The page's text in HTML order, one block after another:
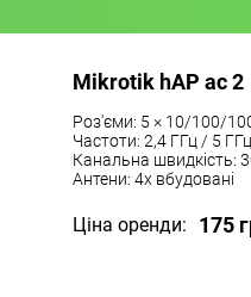
Mikrotik hAP ac 2
Роз'єми: 5 × 10/100/
Частоти: 2,4 ГГц / 5
Канальна швидкість:
Антени: 4х вбудовані
Ціна оренди: 175